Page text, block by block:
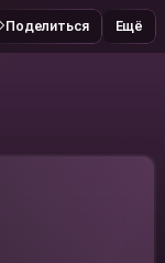
Поделиться Ещё